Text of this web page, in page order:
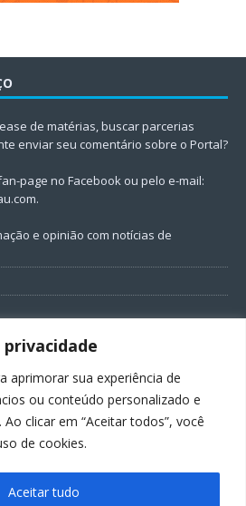
aprimorar sua experiência de
ou conteúdo personalizado e
clicar em “Aceitar todos”, você
de cookies.
Aceitar tudo
de matérias, buscar parcerias
enviar seu comentário sobre o Portal?
page no Facebook ou pelo e-mail:
.
e opinião com notícias de